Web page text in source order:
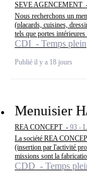
SEVE AGENCEMENT
Nous recherchons un
(placards, cuisines,
tels que portes intérieures
CDI - Temps plein
Publié il y a 18 jours
Menuisier
REA CONCEPT - 93 -
La société REA
(insertion par l'activité
missions sont la
CDD - Temps